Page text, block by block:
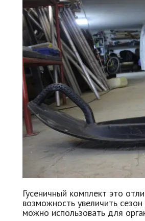
Гусеничный комплект это
возможность увеличить
можно использовать для